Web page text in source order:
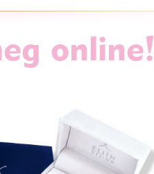
online!